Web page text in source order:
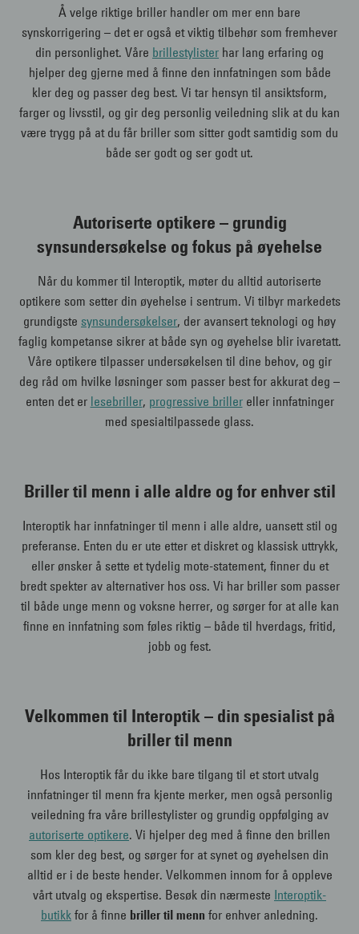
Å velge riktige briller handler om mer enn bare
synskorrigering – det er også et viktig tilbehør som fremhever
din personlighet. Våre brillestylister har lang erfaring og
hjelper deg gjerne med å finne den innfatningen som både
kler deg og passer deg best. Vi tar hensyn til ansiktsform,
farger og livsstil, og gir deg personlig veiledning slik at du kan
være trygg på at du får briller som sitter godt samtidig som du
både ser godt og ser godt ut.
Autoriserte optikere – grundig
synsundersøkelse og fokus på øyehelse
Når du kommer til Interoptik, møter du alltid autoriserte
optikere som setter din øyehelse i sentrum. Vi tilbyr markedets
grundigste synsundersøkelser, der avansert teknologi og høy
faglig kompetanse sikrer at både syn og øyehelse blir ivaretatt.
Våre optikere tilpasser undersøkelsen til dine behov, og gir
deg råd om hvilke løsninger som passer best for akkurat deg –
enten det er lesebriller, progressive brillereller innfatninger
med spesialtilpassede glass.
Briller til menn i alle aldre og for enhver stil
Interoptik har innfatninger til menn i alle aldre, uansett stil og
preferanse. Enten du er ute etter et diskret og klassisk uttrykk,
eller ønsker å sette et tydelig mote-statement, finner du et
bredt spekter av alternativer hos oss. Vi har briller som passer
til både unge menn og voksne herrer, og sørger for at alle kan
finne en innfatning som føles riktig – både til hverdags, fritid,
jobb og fest.
Velkommen til Interoptik – din spesialist på
briller til menn
Hos Interoptik får du ikke bare tilgang til et stort utvalg
innfatninger til menn fra kjente merker, men også personlig
veiledning fra våre brillestylister og grundig oppfølging av
autoriserte optikere. Vi hjelper deg med å finne den brillen
som kler deg best, og sørger for at synet og øyehelsen din
alltid er i de beste hender. Velkommen innom for å oppleve
vårt utvalg og ekspertise. Besøk din nærmeste Interoptik-
butikk for å finne briller til menn for enhver anledning.